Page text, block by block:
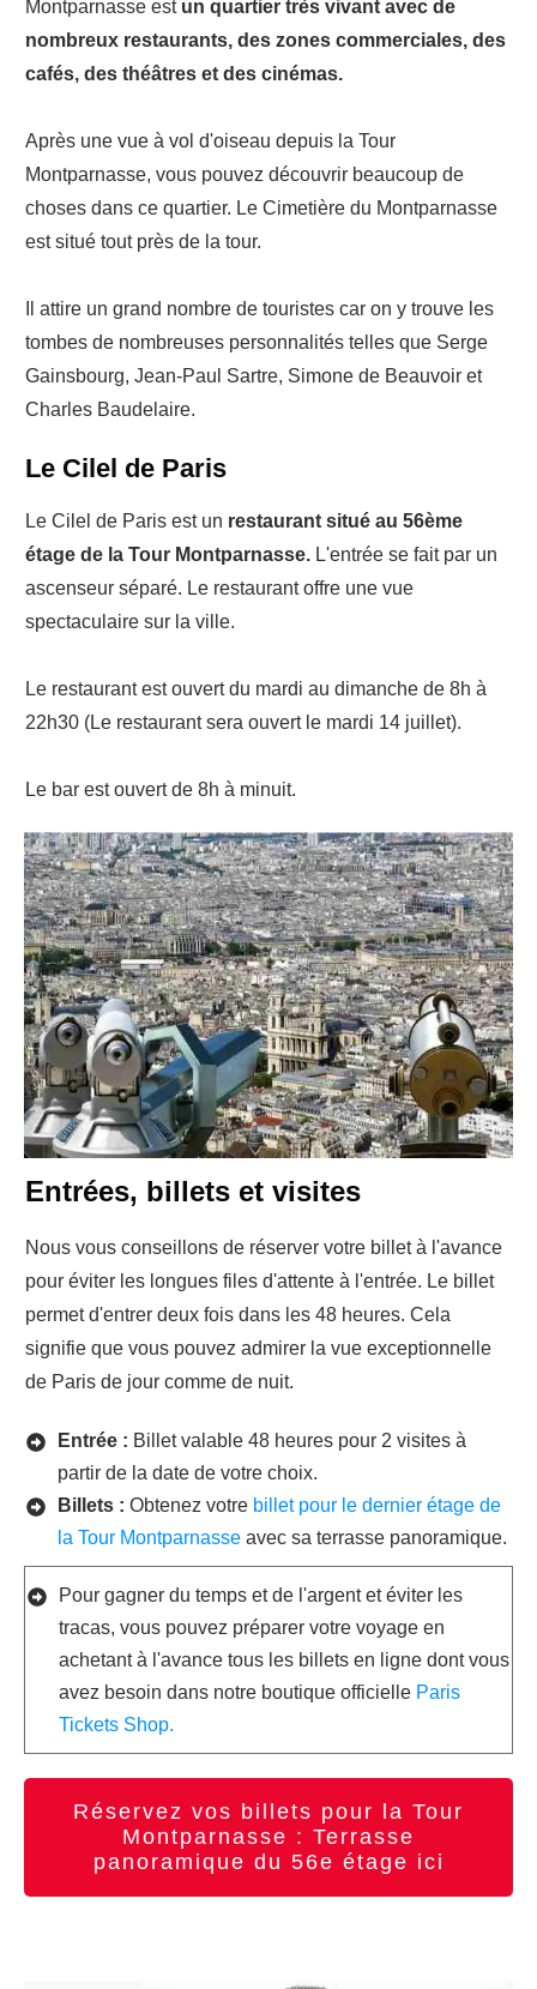
Montparnasse est un quartier très vivant avec de
nombreux restaurants, des zones commerciales, des
cafés, des théâtres et des cinémas.
Après une vue à vol d'oiseau depuis la Tour
Montparnasse, vous pouvez découvrir beaucoup de
choses dans ce quartier. Le Cimetière du Montparnasse
est situé tout près de la tour.
Il attire un grand nombre de touristes car on y trouve les
tombes de nombreuses personnalités telles que Serge
Gainsbourg, Jean-Paul Sartre, Simone de Beauvoir et
Charles Baudelaire.
Le Cilel de Paris
Le Cilel de Paris est un restaurant situé au 56ème
étage de la Tour Montparnasse. L'entrée se fait par un
ascenseur séparé. Le restaurant offre une vue
spectaculaire sur la ville.
Le restaurant est ouvert du mardi au dimanche de 8h à
22h30 (Le restaurant sera ouvert le mardi 14 juillet).
Le bar est ouvert de 8h à minuit.
Entrées, billets et visites
Nous vous conseillons de réserver votre billet à l'avance
pour éviter les longues files d'attente à l'entrée. Le billet
permet d'entrer deux fois dans les 48 heures. Cela
signifie que vous pouvez admirer la vue exceptionnelle
de Paris de jour comme de nuit.
Entrée : Billet valable 48 heures pour 2 visites à
partir de la date de votre choix.
Billets : Obtenez votre billet pour le dernier étage de
la Tour Montparnasse avec sa terrasse panoramique.
Pour gagner du temps et de l'argent et éviter les
tracas, vous pouvez préparer votre voyage en
achetant à l'avance tous les billets en ligne dont vous
avez besoin dans notre boutique officielle Paris
Tickets Shop.
Réservez vos billets pour la Tour
Montparnasse : Terrasse
panoramique du 56e étage ici